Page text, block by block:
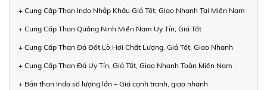
+ Cung Cấp Than Indo Nhập Khẩu Giá Tốt, Giao Nhanh Tại Miền Nam
+ Cung Cấp Than Quảng Ninh Miền Nam Uy Tín, Giá Tốt
+ Cung Cấp Than Đá Đốt Lò Hơi Chất Lượng, Giá Tốt, Giao Nhanh
+ Cung Cấp Than Đá Uy Tín, Giá Tốt, Giao Nhanh Toàn Miền Nam
+ Bán than Indo số lượng lớn – Giá cạnh tranh, giao nhanh